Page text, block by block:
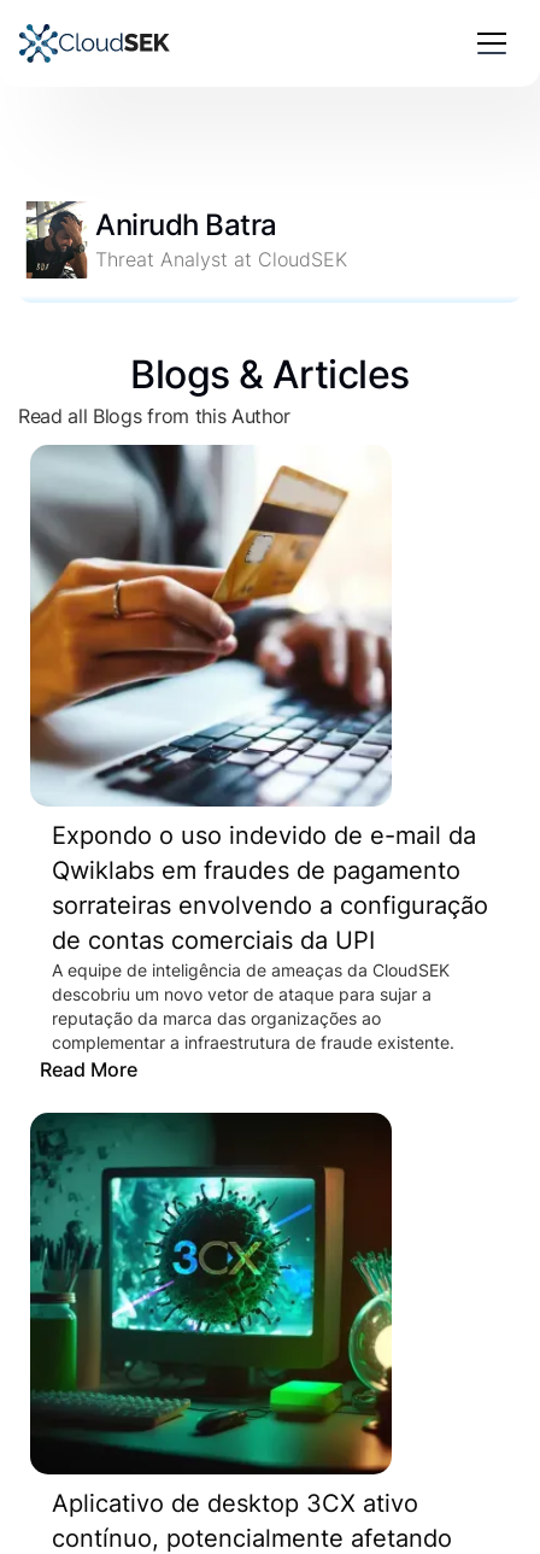
Anirudh Batra
Threat Analyst at CloudSEK
Blogs & Articles
Read all Blogs from this Author
Expondo o uso indevido de e-mail da
Qwiklabs em fraudes de pagamento
sorrateiras envolvendo a configuração
de contas comerciais da UPI
A equipe de inteligência de ameaças da CloudSEK
descobriu um novo vetor de ataque para sujar a
reputação da marca das organizações ao
complementar a infraestrutura de fraude existente.
Read More
Aplicativo de desktop 3CX ativo
contínuo, potencialmente afetando